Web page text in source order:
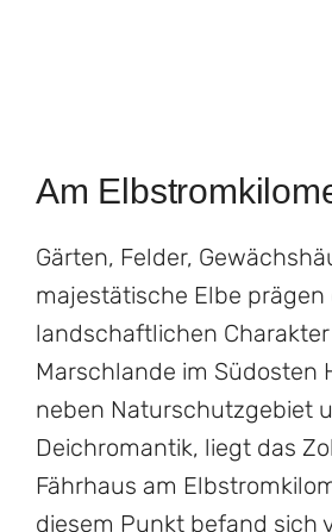
Am
Gärten, Felder,
majestätische Elbe prägen
landschaftlichen
Marschlande im Südosten
neben Naturschutzgebiet
Deichromantik, liegt das
Fährhaus am
diesem Punkt befand sich